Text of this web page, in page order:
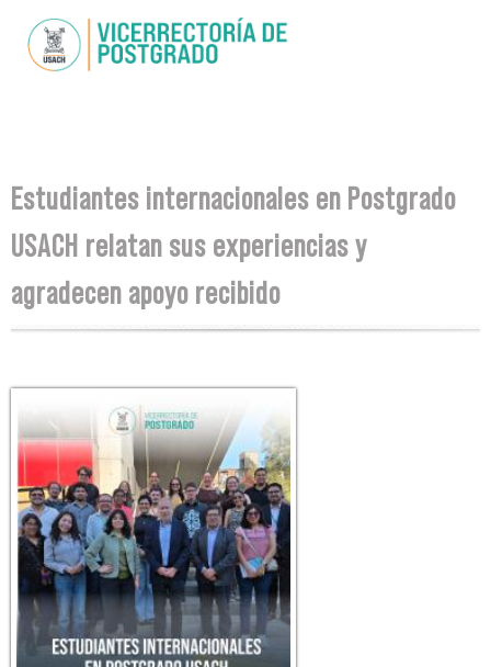
main
You are here
Estudiantes internacionales en Postgrado
USACH relatan sus experiencias y
agradecen apoyo recibido